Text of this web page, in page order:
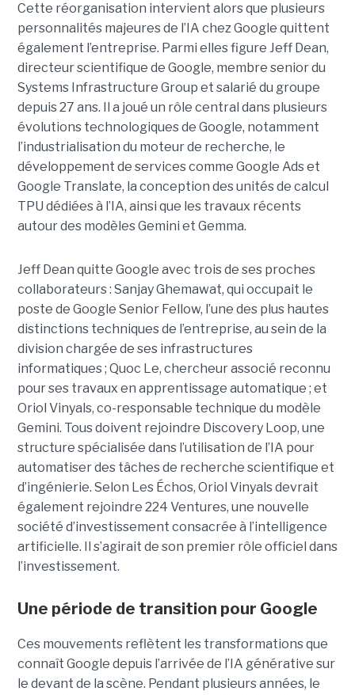
Cette réorganisation intervient alors que plusieurs
personnalités majeures de l’IA chez Google quittent
également l’entreprise. Parmi elles figure Jeff Dean,
directeur scientifique de Google, membre senior du
Systems Infrastructure Group et salarié du groupe
depuis 27 ans. Il a joué un rôle central dans plusieurs
évolutions technologiques de Google, notamment
l’industrialisation du moteur de recherche, le
développement de services comme Google Ads et
Google Translate, la conception des unités de calcul
TPU dédiées à l’IA, ainsi que les travaux récents
autour des modèles Gemini et Gemma.
Jeff Dean quitte Google avec trois de ses proches
collaborateurs : Sanjay Ghemawat, qui occupait le
poste de Google Senior Fellow, l’une des plus hautes
distinctions techniques de l’entreprise, au sein de la
division chargée de ses infrastructures
informatiques ; Quoc Le, chercheur associé reconnu
pour ses travaux en apprentissage automatique ; et
Oriol Vinyals, co-responsable technique du modèle
Gemini. Tous doivent rejoindre Discovery Loop, une
structure spécialisée dans l’utilisation de l’IA pour
automatiser des tâches de recherche scientifique et
d’ingénierie. Selon Les Échos, Oriol Vinyals devrait
également rejoindre 224 Ventures, une nouvelle
société d’investissement consacrée à l’intelligence
artificielle. Il s’agirait de son premier rôle officiel dans
l’investissement.
Une période de transition pour Google
Ces mouvements reflètent les transformations que
connaît Google depuis l’arrivée de l’IA générative sur
le devant de la scène. Pendant plusieurs années, le